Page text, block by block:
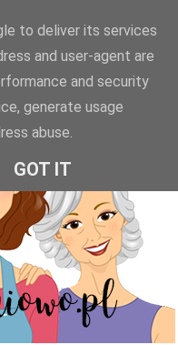
to deliver its services
and user-agent are
and security
generate usage
abuse.
GOT IT